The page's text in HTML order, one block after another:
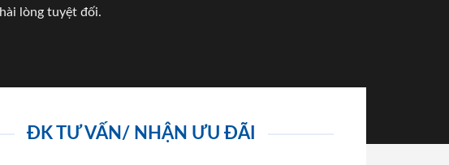
lòng tuyệt đối.
ĐK TƯ VẤN/ NHẬN ƯU ĐÃI